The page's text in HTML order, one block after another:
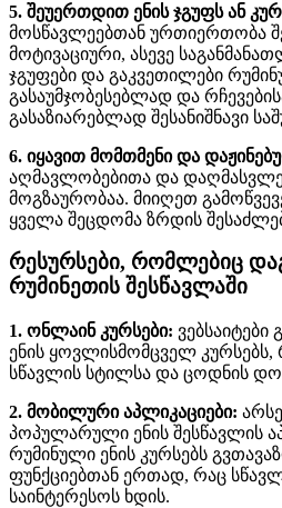
5. შეუერთდით ენის ჯგუფს ან
მოსწავლეებთან ურთიერთობა
მოტივაციური, ასევე
ჯგუფები და გაკვეთილები
გასაუმჯობესებლად და
გასაზიარებლად შესანიშნავი
6. იყავით მომთმენი და
აღმავლობებითა და
მოგზაურობაა. მიიღეთ
ყველა შეცდომა ზრდის
რესურსები, რომლებიც
რუმინეთის შესწავლაში
1. ონლაინ კურსები:
ენის ყოვლისმომცველ კურსებს,
სწავლის სტილსა და ცოდნის
2. მობილური აპლიკაციები:
პოპულარული ენის შესწავლის
რუმინული ენის კურსებს
ფუნქციებთან ერთად, რაც
საინტერესოს ხდის.